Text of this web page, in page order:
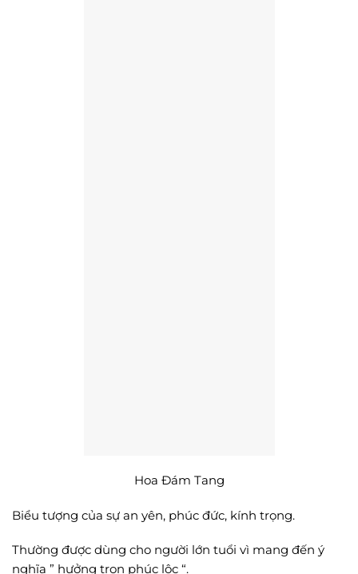
Hoa Đám Tang
Biểu tượng của sự an yên, phúc đức, kính trọng.
Thường được dùng cho người lớn tuổi vì mang đến ý
nghĩa ” hưởng trọn phúc lộc “.